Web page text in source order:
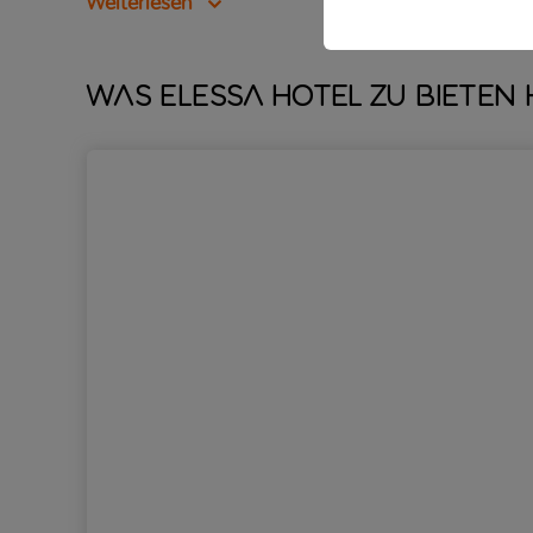
Was Elessa Hotel zu bieten